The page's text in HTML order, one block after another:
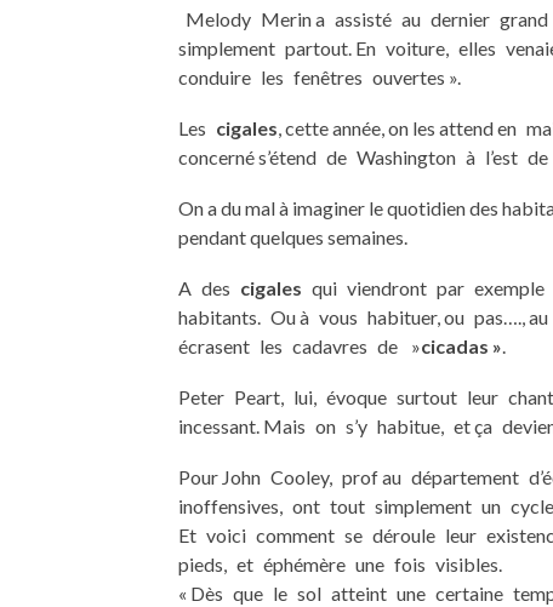
Melody Merin a assisté au dernier
simplement partout. En voiture, elles
conduire les fenêtres ouvertes ».
Les cigales, cette année, on les attend en
concerné s’étend de Washington à l’est
On a du mal à imaginer le quotidien des
pendant quelques semaines.
A des cigales qui viendront par exemple
habitants. Ou à vous habituer, ou pas….,
écrasent les cadavres de »cicadas ».
Peter Peart, lui, évoque surtout leur chant.
incessant. Mais on s’y habitue, et ça
Pour John Cooley, prof au département
inoffensives, ont tout simplement un
Et voici comment se déroule leur
pieds, et éphémère une fois visibles.
« Dès que le sol atteint une certaine